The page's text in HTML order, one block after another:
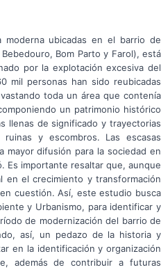
ubicadas en el barrio de
Bom Parto y Farol), está
por la explotación excesiva del
mil personas han sido reubicadas
toda un área que contenía
un patrimonio histórico
llenas de significado y trayectorias
y escombros. Las escasas
mayor difusión para la sociedad en
Es importante resaltar que, aunque
el crecimiento y transformación
cuestión. Así, este estudio busca
y Urbanismo, para identificar y
de modernización del barrio de
así, un pedazo de la historia y
en la identificación y organización
además de contribuir a futuras